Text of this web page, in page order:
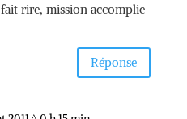
rire, mission accomplie
Réponse